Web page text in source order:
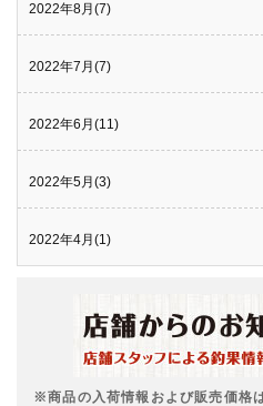
2022年8月(7)
2022年7月(7)
2022年6月(11)
2022年5月(3)
2022年4月(1)
※商品の入荷情報および販売価格